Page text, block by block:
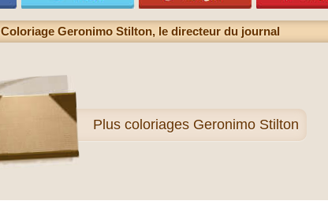
Coloriage Geronimo Stilton, le directeur du journal
Plus coloriages Geronimo Stilton